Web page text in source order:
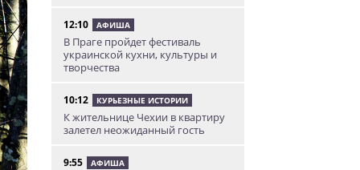
12:10 АФИША
В Праге пройдет фестиваль
украинской кухни, культуры и
творчества
10:12 КУРЬЕЗНЫЕ ИСТОРИИ
К жительнице Чехии в квартиру
залетел неожиданный гость
9:55 АФИША